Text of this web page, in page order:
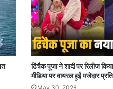
ढिंचैक पूजा ने शादी पर रिलीज
मीडिया पर वायरल हुईं मजेदार
May 30, 2026